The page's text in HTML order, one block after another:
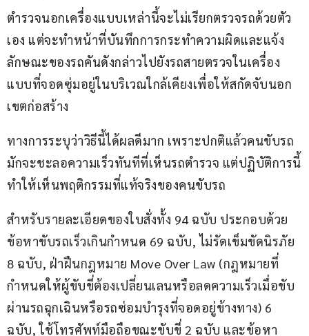
ตำรวจนอกเครื่องแบบเหล่านี้จะไม่เรียกตรวจรถด้วยตัว
เอง แต่จะทำหน้าที่บันทึกการกระทำความผิดและแจ้ง
ลักษณะของรถคันดังกล่าวไปยังรถสายตรวจในเครื่อง
แบบที่จอดซุ่มอยู่ในบริเวณใกล้เคียงเพื่อให้สกัดจับนอก
เขตก่อสร้าง
ทางการระบุว่าวิธีนี้ได้ผลดีมาก เพราะปกติแล้วคนขับรถ
มักจะชะลอความเร็วทันทีที่เห็นรถตำรวจ แต่ปฏิบัติการนี้
ทำให้เห็นพฤติกรรมที่แท้จริงของคนขับรถ
สำหรับรายละเอียดของใบสั่งทั้ง 94 ฉบับ ประกอบด้วย
ข้อหาขับรถเร็วเกินกำหนด 69 ฉบับ, ไม่รัดเข็มขัดนิรภัย
8 ฉบับ, ฝ่าฝืนกฎหมาย Move Over Law (กฎหมายที่
กำหนดให้ผู้ขับขี่ต้องเปลี่ยนเลนหรือลดความเร็วเมื่อขับ
ผ่านรถฉุกเฉินหรือรถซ่อมบำรุงที่จอดอยู่ข้างทาง) 6
ฉบับ, ใช้โทรศัพท์มือถือขณะขับขี่ 2 ฉบับ และข้อหา